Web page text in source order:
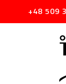
+48 509